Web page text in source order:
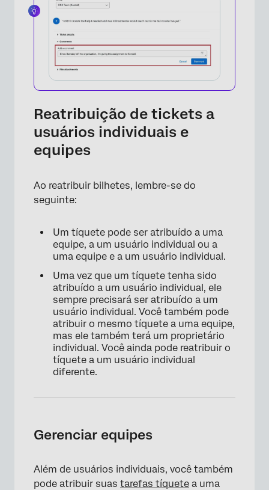
×
Reatribuição de tickets a
usuários individuais e
equipes
Ao reatribuir bilhetes, lembre-se do
seguinte:
Um tíquete pode ser atribuído a uma
equipe, a um usuário individual ou a
uma equipe e a um usuário individual.
Uma vez que um tíquete tenha sido
atribuído a um usuário individual, ele
sempre precisará ser atribuído a um
usuário individual. Você também pode
atribuir o mesmo tíquete a uma equipe,
mas ele também terá um proprietário
individual. Você ainda pode reatribuir o
tíquete a um usuário individual
diferente.
Gerenciar equipes
Além de usuários individuais, você também
pode atribuir suas tarefas tíquete a uma